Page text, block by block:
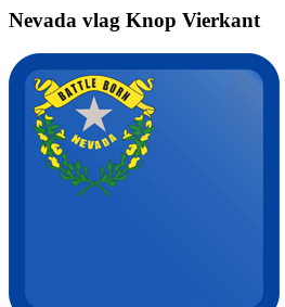
Nevada vlag Knop Vierkant